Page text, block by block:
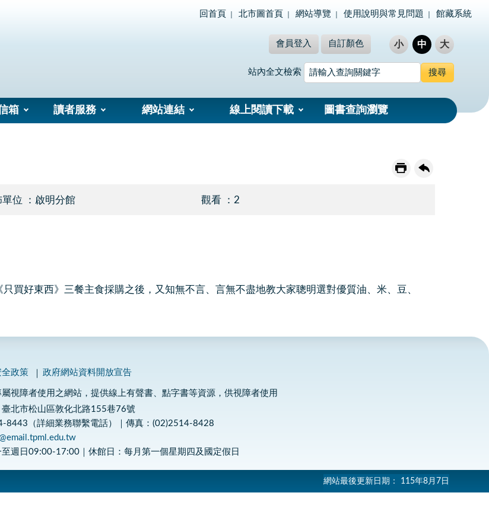
回首頁 北市圖首頁 網站導覽 使用說明與常見問題 館藏系統
會員登入 自訂顏色 小 中 大
站內全文檢索
箱 讀者服務 網站連結 線上閱讀下載 圖書查詢瀏覽
單位 ：啟明分館 觀看 ：2
買好東西》三餐主食採購之後，又知無不言、言無不盡地教大家聰明選對優質油、米、豆、
政策 政府網站資料開放宣告
視障者使用之網站，提供線上有聲書、點字書等資源，供視障者使用
北市松山區敦化北路155巷76號
8443（詳細業務聯繫電話）｜傳真：(02)2514-8428
至週日09:00-17:00｜休館日：每月第一個星期四及國定假日
網站最後更新日期： 115年8月7日